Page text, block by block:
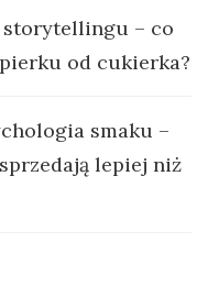
– co
od cukierka?
smaku –
lepiej niż